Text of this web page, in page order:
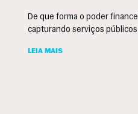
De que forma o poder
capturando serviços
LEIA MAIS